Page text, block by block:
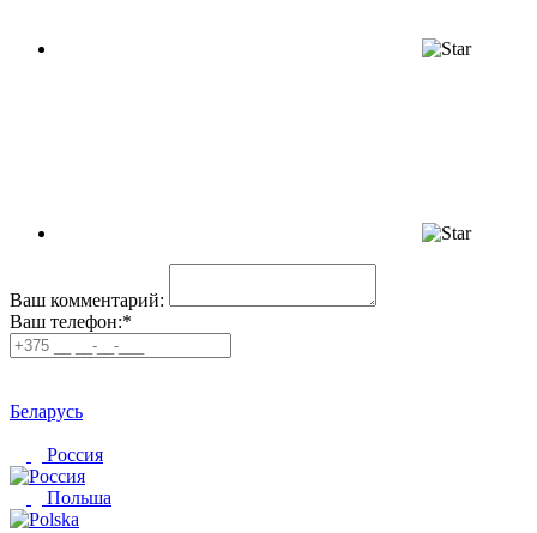
Ваш комментарий:
Ваш телефон:*
Беларусь
Россия
Польша